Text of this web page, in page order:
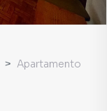
Apartamento